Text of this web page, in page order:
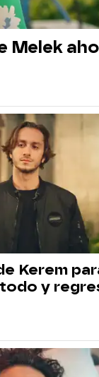
Melek
Kerem
y